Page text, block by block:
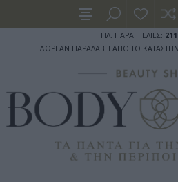
ΤΗΛ. ΠΑΡΑΓΓΕΛΙΕΣ:
ΔΩΡΕΑΝ ΠΑΡΑΛΑΒΗ ΑΠΟ ΤΟ